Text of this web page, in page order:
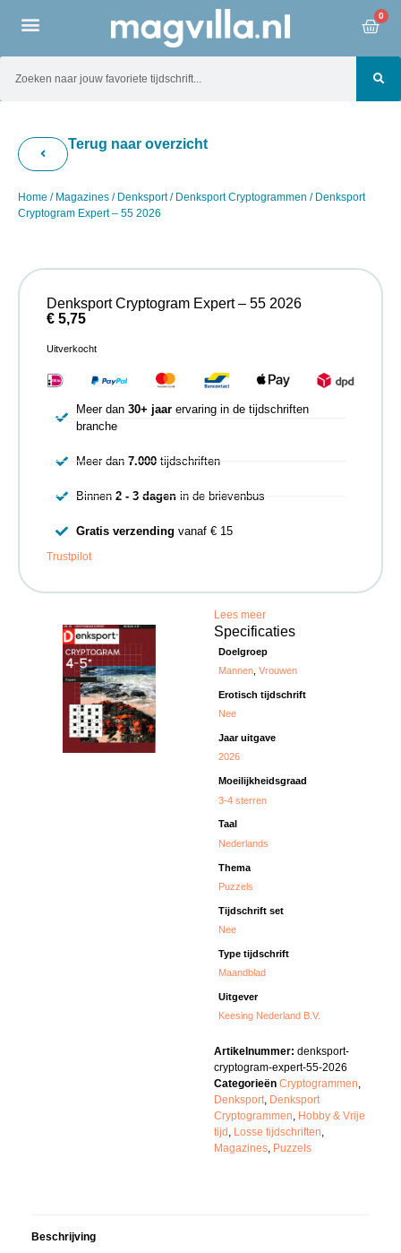
0
Terug naar overzicht
Home / Magazines / Denksport/ Denksport Cryptogrammen / Denksport
Cryptogram Expert – 55 2026
Lees meer
Specificaties
Doelgroep
Mannen ,Vrouwen
Erotisch tijdschrift
Nee
Jaar uitgave
2026
Moeilijkheidsgraad
3-4 sterren
Taal
Nederlands
Thema
Puzzels
Tijdschrift set
Nee
Type tijdschrift
Maandblad
Uitgever
Keesing Nederland B.V.
Artikelnummer: denksport-
cryptogram-expert-55-2026
Categorieën Cryptogrammen
Denksport Denksport
Cryptogrammen Hobby & Vrije
tijd Losse tijdschriften
Magazines Puzzels
Beschrijving
Denksport Cryptogram Expert – 55 2026
€ 5,75
Uitverkocht
Meer dan 30+ jaarervaring in de tijdschriften
branche
Meer dan 7.000tijdschriften
Binnen 2 - 3 dagenin de brievenbus
Gratis verzending vanaf € 15
Trustpilot